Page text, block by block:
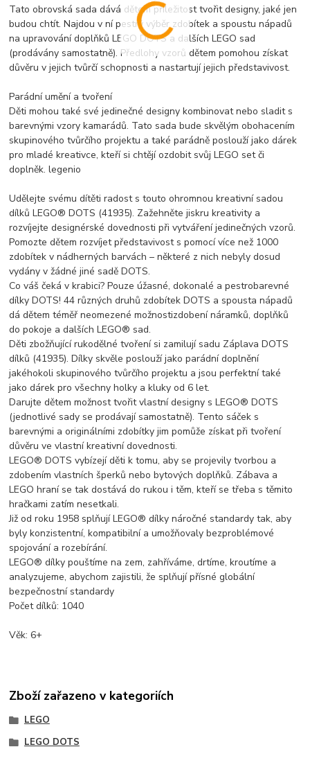
Tato obrovská sada dává dětem příležitost tvořit designy, jaké jen
budou chtít. Najdou v ní pestrý výběr zdobítek a spoustu nápadů
na upravování doplňků LEGO DOTS a dalších LEGO sad
(prodávány samostatně). Předlohy vzorů dětem pomohou získat
důvěru v jejich tvůrčí schopnosti a nastartují jejich představivost.
Parádní umění a tvoření
Děti mohou také své jedinečné designy kombinovat nebo sladit s
barevnými vzory kamarádů. Tato sada bude skvělým obohacením
skupinového tvůrčího projektu a také parádně poslouží jako dárek
pro mladé kreativce, kteří si chtějí ozdobit svůj LEGO set či
doplněk. legenio
Udělejte svému dítěti radost s touto ohromnou kreativní sadou
dílků LEGO® DOTS (41935). Zažehněte jiskru kreativity a
rozvíjejte designérské dovednosti při vytváření jedinečných vzorů.
Pomozte dětem rozvíjet představivost s pomocí více než 1000
zdobítek v nádherných barvách – některé z nich nebyly dosud
vydány v žádné jiné sadě DOTS.
Co váš čeká v krabici? Pouze úžasné, dokonalé a pestrobarevné
dílky DOTS! 44 různých druhů zdobítek DOTS a spousta nápadů
dá dětem téměř neomezené možnostizdobení náramků, doplňků
do pokoje a dalších LEGO® sad.
Děti zbožňující rukodělné tvoření si zamilují sadu Záplava DOTS
dílků (41935). Dílky skvěle poslouží jako parádní doplnění
jakéhokoli skupinového tvůrčího projektu a jsou perfektní také
jako dárek pro všechny holky a kluky od 6 let.
Darujte dětem možnost tvořit vlastní designy s LEGO® DOTS
(jednotlivé sady se prodávají samostatně). Tento sáček s
barevnými a originálními zdobítky jim pomůže získat při tvoření
důvěru ve vlastní kreativní dovednosti.
LEGO® DOTS vybízejí děti k tomu, aby se projevily tvorbou a
zdobením vlastních šperků nebo bytových doplňků. Zábava a
LEGO hraní se tak dostává do rukou i těm, kteří se třeba s těmito
hračkami zatím nesetkali.
Již od roku 1958 splňují LEGO® dílky náročné standardy tak, aby
byly konzistentní, kompatibilní a umožňovaly bezproblémové
spojování a rozebírání.
LEGO® dílky pouštíme na zem, zahříváme, drtíme, kroutíme a
analyzujeme, abychom zajistili, že splňují přísné globální
bezpečnostní standardy
Počet dílků: 1040
Věk: 6+
Zboží zařazeno v kategoriích
LEGO
LEGO DOTS